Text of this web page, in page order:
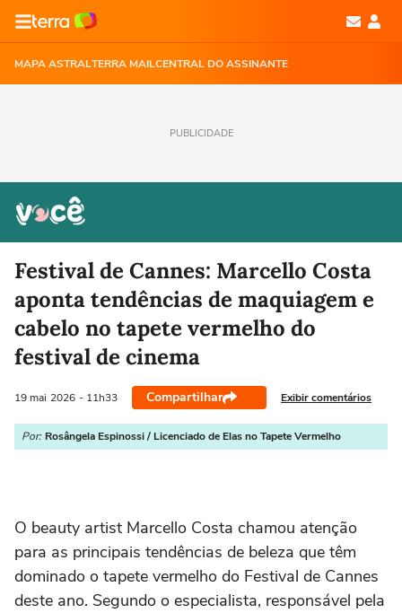
MAPA ASTRALTERRA MAILCENTRAL DO ASSINANTE
PUBLICIDADE
Festival de Cannes: Marcello Costa
aponta tendências de maquiagem e
cabelo no tapete vermelho do
festival de cinema
19 mai 2026 - 11h33 Compartilhar Exibir comentários
Por: Rosângela Espinossi / Licenciado de Elas no Tapete Vermelho
O beauty artist Marcello Costa chamou atenção
para as principais tendências de beleza que têm
dominado o tapete vermelho do Festival de Cannes
deste ano. Segundo o especialista, responsável pela